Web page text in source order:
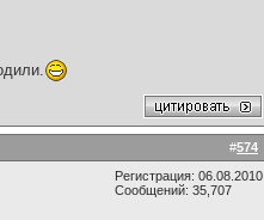
#574
Регистрация: 06.08.2010
Сообщений: 35,707